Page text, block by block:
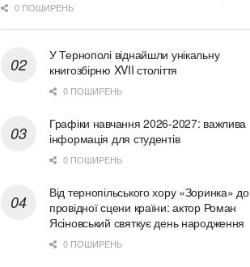
0 ПОШИРЕНЬ
У Тернополі віднайшли унікальну
книгозбірню XVII століття
0 ПОШИРЕНЬ
Графіки навчання 2026-2027: важлива
інформація для студентів
0 ПОШИРЕНЬ
Від тернопільського хору «Зоринка» до
провідної сцени країни: актор Роман
Ясіновський святкує день народження
0 ПОШИРЕНЬ